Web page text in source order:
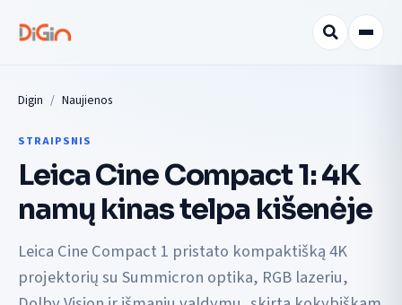
Digin Naujienos
STRAIPSNIS
Leica Cine Compact 1: 4K
namų kinas telpa kišenėje
Leica Cine Compact 1 pristato kompaktišką 4K
projektorių su Summicron optika, RGB lazeriu,